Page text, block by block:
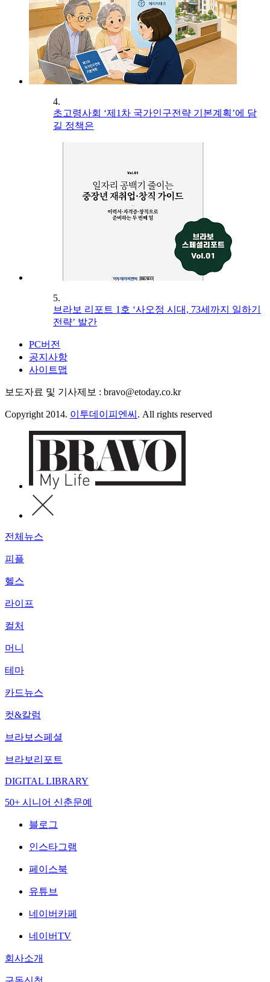
4.
초고령사회 ‘제1차 국가인구전략 기본계획’에 담
길 정책은
5.
브라보 리포트 1호 ‘사오정 시대, 73세까지 일하기
전략’ 발간
PC버전
공지사항
사이트맵
보도자료 및 기사제보 : bravo@etoday.co.kr
Copyright 2014. 이투데이피엔씨 . All rights reserved
전체뉴스
피플
헬스
라이프
컬처
머니
테마
카드뉴스
컷&칼럼
브라보스페셜
브라보리포트
DIGITAL LIBRARY
50+ 시니어 신춘문예
블로그
인스타그램
페이스북
유튜브
네이버카페
네이버TV
회사소개